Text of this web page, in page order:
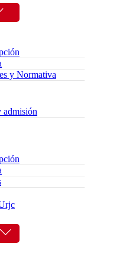
y Normativa
admisión